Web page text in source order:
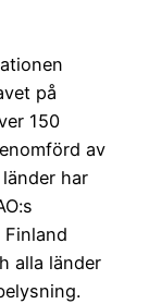
på
150
av
har
alla länder